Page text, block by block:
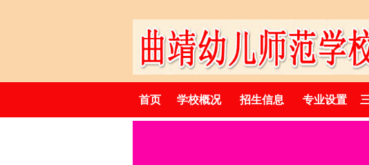
首页 学校概况 招生信息 专业设置